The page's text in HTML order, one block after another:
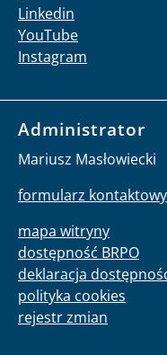
Linkedin
YouTube
Instagram
Administrator
Mariusz Masłowiecki
formularz kontaktowy
mapa witryny
dostępność BRPO
deklaracja
polityka cookies
rejestr zmian